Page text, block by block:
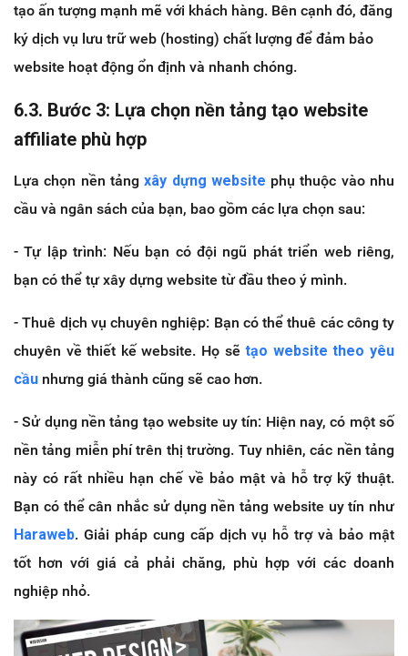
tạo ấn tượng mạnh mẽ với khách hàng. Bên cạnh đó, đăng
ký dịch vụ lưu trữ web (hosting) chất lượng để đảm bảo
website hoạt động ổn định và nhanh chóng.
6.3. Bước 3: Lựa chọn nền tảng tạo website
affiliate phù hợp
Lựa chọn nền tảngxây dựng website phụ thuộc vào nhu
cầu và ngân sách của bạn, bao gồm các lựa chọn sau:
- Tự lập trình: Nếu bạn có đội ngũ phát triển web riêng,
bạn có thể tự xây dựng website từ đầu theo ý mình.
- Thuê dịch vụ chuyên nghiệp: Bạn có thể thuê các công ty
chuyên về thiết kế website. Họ sẽ tạo website theo yêu
cầu nhưng giá thành cũng sẽ cao hơn.
- Sử dụng nền tảng tạo website uy tín: Hiện nay, có một số
nền tảng miễn phí trên thị trường. Tuy nhiên, các nền tảng
này có rất nhiều hạn chế về bảo mật và hỗ trợ kỹ thuật.
Bạn có thể cân nhắc sử dụng nền tảng website uy tín như
Haraweb. Giải pháp cung cấp dịch vụ hỗ trợ và bảo mật
tốt hơn với giá cả phải chăng, phù hợp với các doanh
nghiệp nhỏ.